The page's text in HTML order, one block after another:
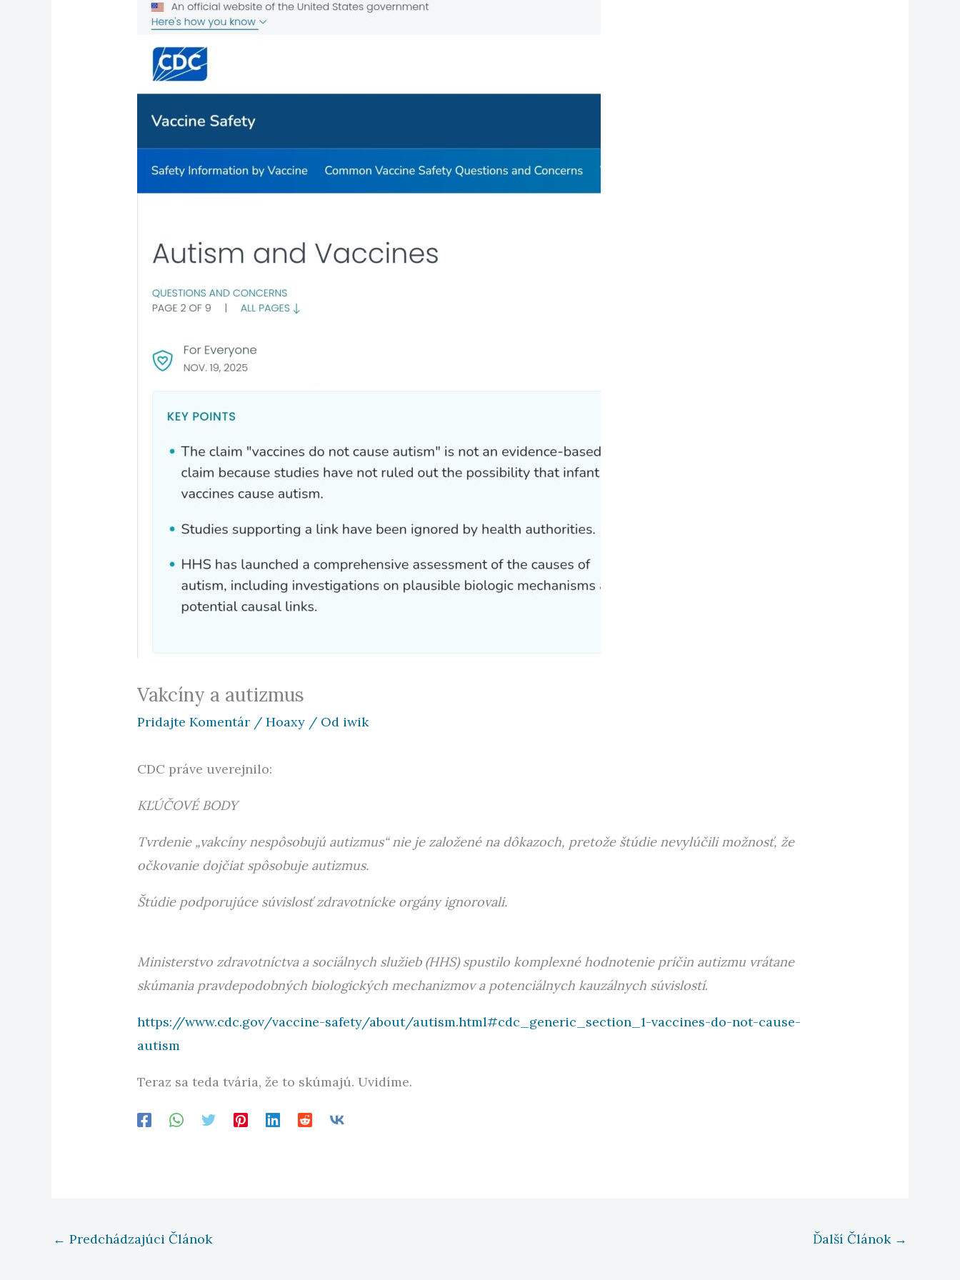
Vakcíny a autizmus
Pridajte Komentár /Hoaxy / Od iwik
CDC práve uverejnilo:
KĽÚČOVÉ BODY
Tvrdenie „vakcíny nespôsobujú autizmus“ nie je založené na dôkazoch, pretože štúdie nevylúčili možnosť, že
očkovanie dojčiat spôsobuje autizmus.
Štúdie podporujúce súvislosť zdravotnícke orgány ignorovali.
Ministerstvo zdravotníctva a sociálnych služieb (HHS) spustilo komplexné hodnotenie príčin autizmu vrátane
skúmania pravdepodobných biologických mechanizmov a potenciálnych kauzálnych súvislostí.
https://www.cdc.gov/vaccine-safety/about/autism.html#cdc_generic_section_1-vaccines-do-not-cause-
autism
Teraz sa teda tvária, že to skúmajú. Uvidíme.
← Predchádzajúci Článok Ďalší Článok →